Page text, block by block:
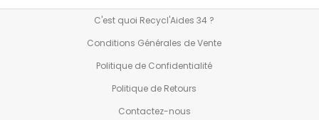
C'est quoi Recycl'Aides 34 ?
Conditions Générales de Vente
Politique de Confidentialité
Politique de Retours
Contactez-nous